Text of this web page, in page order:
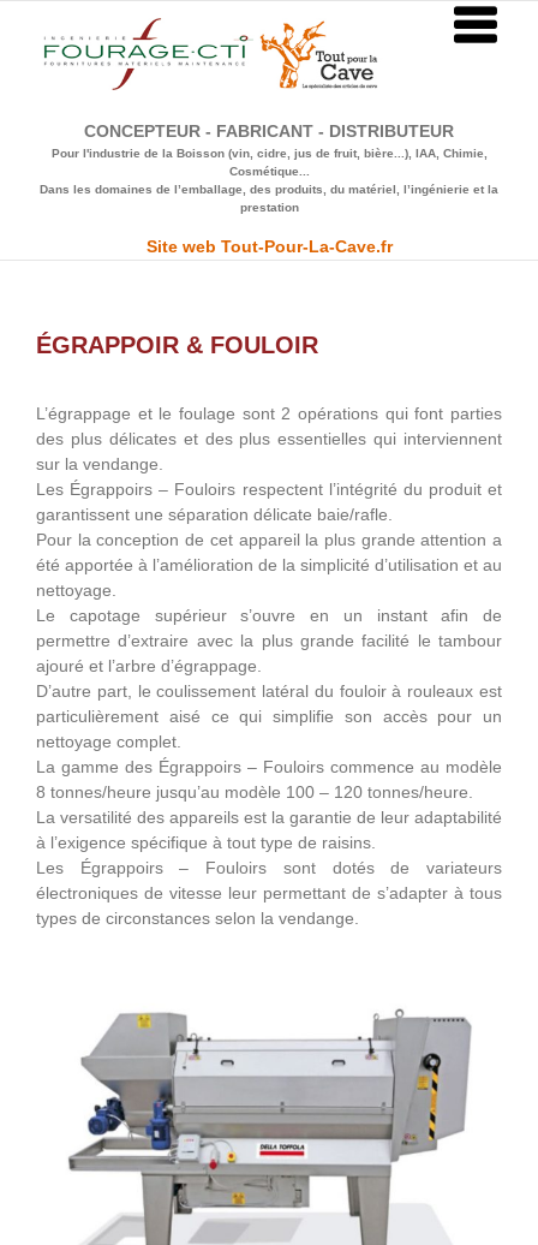
contenu
CONCEPTEUR - FABRICANT - DISTRIBUTEUR
Pour l'industrie de la Boisson (vin, cidre, jus de fruit, bière...), IAA, Chimie,
Cosmétique...
Dans les domaines de l’emballage, des produits, du matériel, l’ingénierie et la
prestation
Site web Tout-Pour-La-Cave.fr
ÉGRAPPOIR & FOULOIR
L’égrappage et le foulage sont 2 opérations qui font parties
des plus délicates et des plus essentielles qui interviennent
sur la vendange.
Les Égrappoirs – Fouloirs respectent l’intégrité du produit et
garantissent une séparation délicate baie/rafle.
Pour la conception de cet appareil la plus grande attention a
été apportée à l’amélioration de la simplicité d’utilisation et au
nettoyage.
Le capotage supérieur s’ouvre en un instant afin de
permettre d’extraire avec la plus grande facilité le tambour
ajouré et l’arbre d’égrappage.
D’autre part, le coulissement latéral du fouloir à rouleaux est
particulièrement aisé ce qui simplifie son accès pour un
nettoyage complet.
La gamme des Égrappoirs – Fouloirs commence au modèle
8 tonnes/heure jusqu’au modèle 100 – 120 tonnes/heure.
La versatilité des appareils est la garantie de leur adaptabilité
à l’exigence spécifique à tout type de raisins.
Les Égrappoirs – Fouloirs sont dotés de variateurs
électroniques de vitesse leur permettant de s’adapter à tous
types de circonstances selon la vendange.